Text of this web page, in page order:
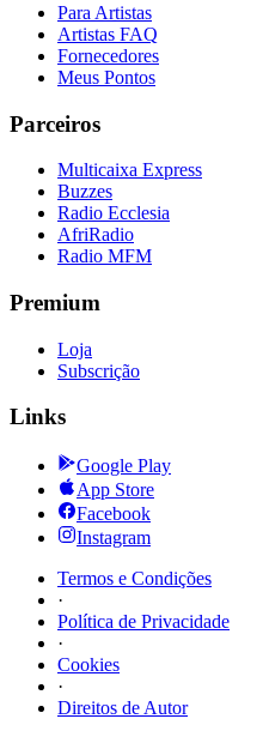
Para Artistas
Artistas FAQ
Fornecedores
Meus Pontos
Parceiros
Multicaixa Express
Buzzes
Radio Ecclesia
AfriRadio
Radio MFM
Premium
Loja
Subscrição
Links
Google Play
App Store
Facebook
Instagram
Termos e Condições
·
Política de Privacidade
·
Cookies
·
Direitos de Autor